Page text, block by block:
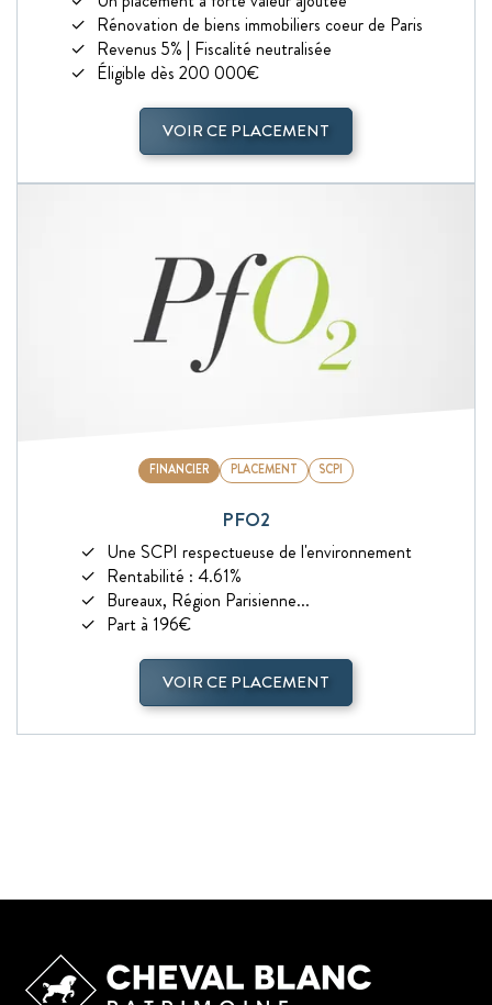
Rénovation de biens immobiliers coeur de Paris
Revenus 5% | Fiscalité neutralisée
Éligible dès 200 000€
VOIR CE PLACEMENT
PLACEMENT
FINANCIER SCPI
PFO2
Une SCPI respectueuse de l'environnement
Rentabilité : 4.61%
Bureaux, Région Parisienne...
Part à 196€
VOIR CE PLACEMENT